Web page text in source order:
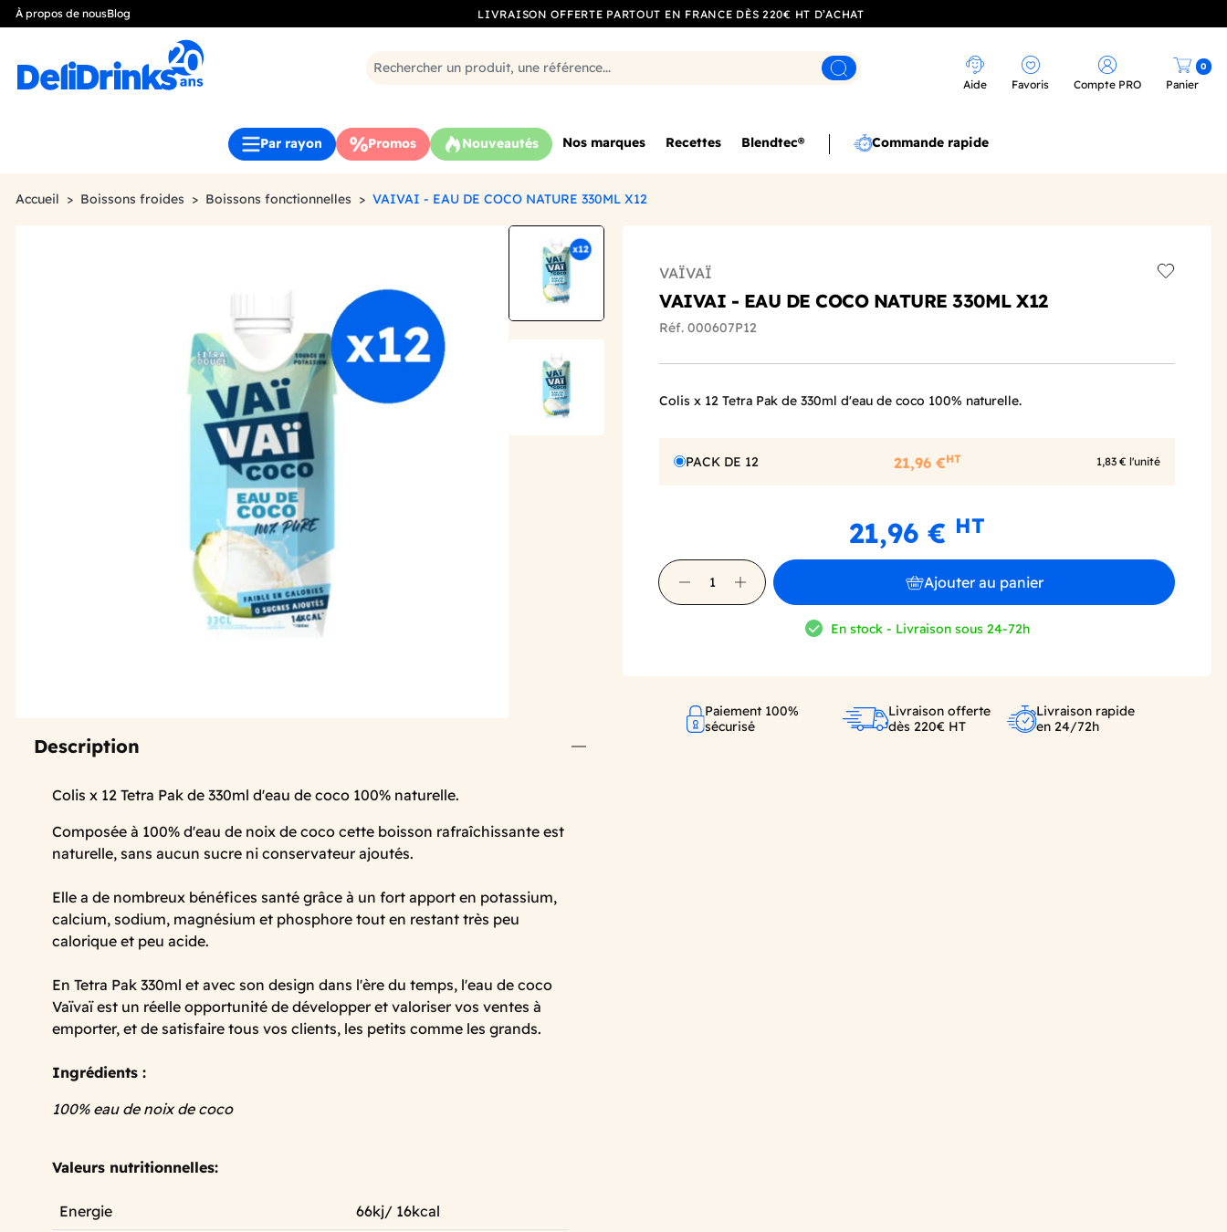
À propos de nousBlog LIVRAISON OFFERTE PARTOUT EN FRANCE DÈS 220€ HT D’ACHAT
Rechercher
Aide Favoris Compte PRO Panier
0
Par rayon Promos Nouveautés Nos marques Recettes Blendtec® Commande rapide
Accueil Boissons froides Boissons fonctionnelles VAIVAI - EAU DE COCO NATURE 330ML X12
Description
Colis x 12 Tetra Pak de 330ml d'eau de coco 100% naturelle.
Composée à 100% d'eau de noix de coco cette boisson rafraîchissante est
naturelle, sans aucun sucre ni conservateur ajoutés.
Elle a de nombreux bénéfices santé grâce à un fort apport en potassium,
calcium, sodium, magnésium et phosphore tout en restant très peu
calorique et peu acide.
En Tetra Pak 330ml et avec son design dans l'ère du temps, l'eau de coco
Vaïvaï est un réelle opportunité de développer et valoriser vos ventes à
emporter, et de satisfaire tous vos clients, les petits comme les grands.
Ingrédients :
100% eau de noix de coco
Valeurs nutritionnelles:
Energie 66kj/ 16kcal
VAÏVAÏ
VAIVAI - EAU DE COCO NATURE 330ML X12
Réf. 000607P12
Colis x 12 Tetra Pak de 330ml d'eau de coco 100% naturelle.
PACK DE 12 21,96 €HT 1,83 € l'unité
21,96 € HT
Ajouter au panier
En stock - Livraison sous 24-72h
Paiement 100%
sécurisé
Livraison offerte
dès 220€ HT
Livraison rapide
en 24/72h